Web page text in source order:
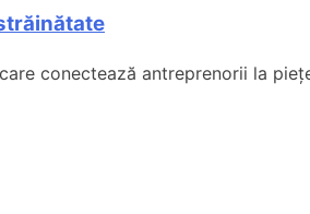
conectează antreprenorii la